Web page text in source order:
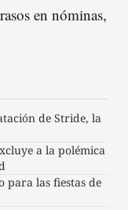
en nóminas,
de Stride, la
a la polémica
para las fiestas de